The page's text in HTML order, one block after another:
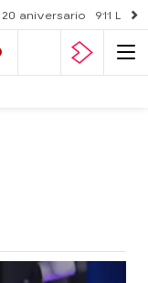
20 aniversario 911